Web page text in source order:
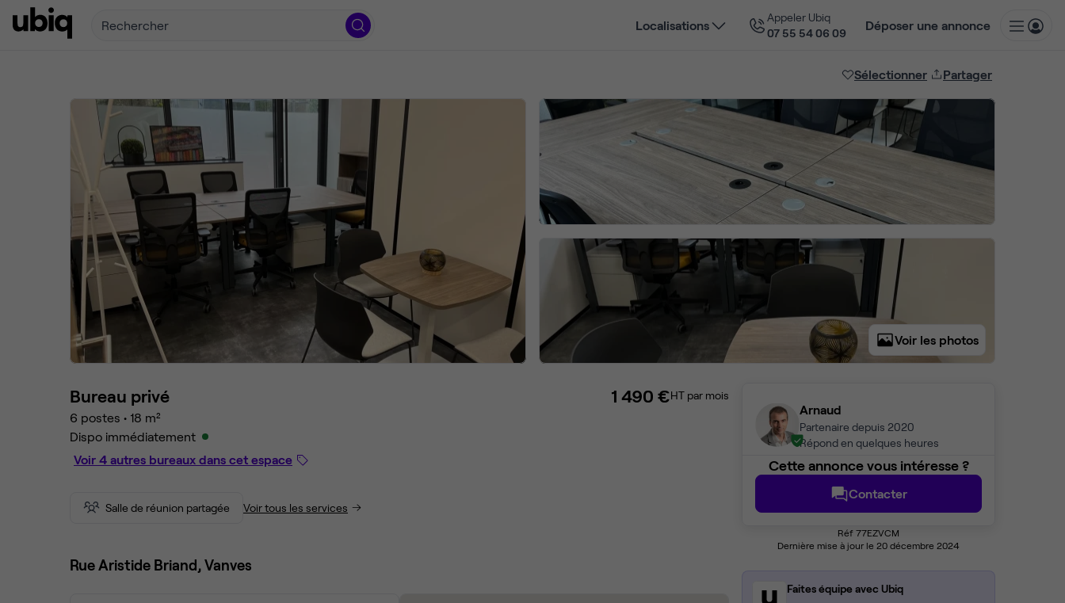
Rechercher Localisations
Appeler Ubiq
07 55 54 06 09
Déposer une annonce
Sélectionner Partager
Voir les photos
Arnaud
Partenaire depuis 2020
Répond en quelques heures
Cette annonce vous intéresse ?
Contacter
Réf 77EZVCM
Dernière mise à jour le 20 décembre 2024
Faites équipe avec Ubiq
Bureau privé
6 postes • 18 m²
Dispo immédiatement
Voir 4 autres bureaux dans cet espace
1 490 €HT par mois
Salle de réunion partagée Voir tous les services
Rue Aristide Briand, Vanves